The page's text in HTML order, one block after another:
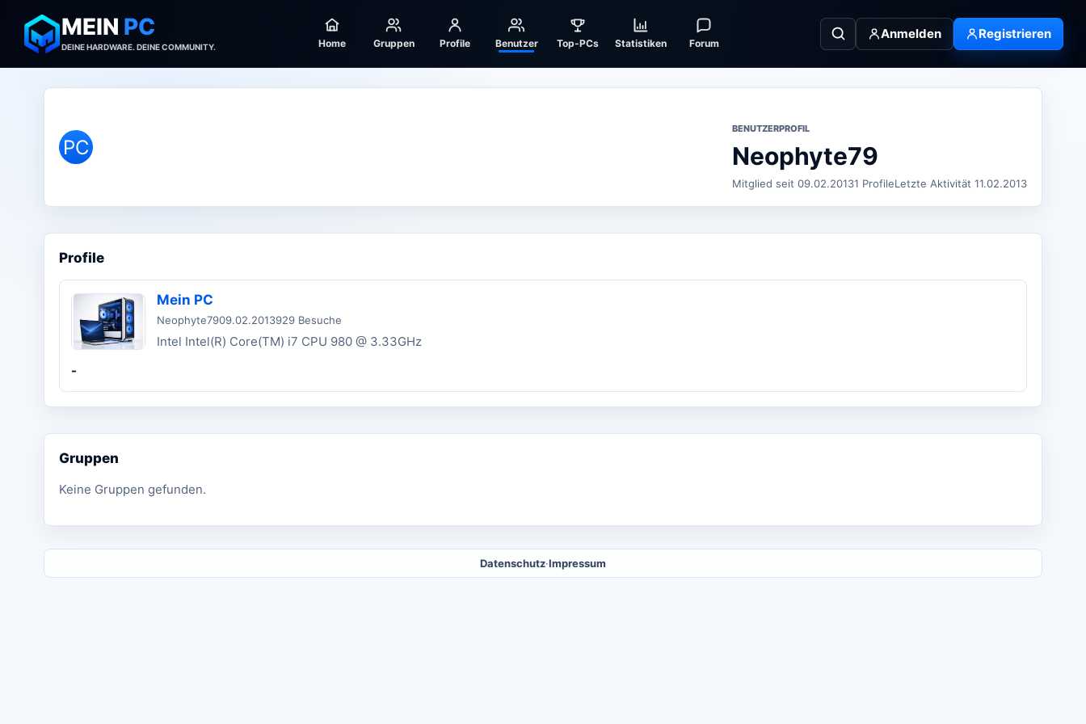
MEIN PC
DEINE HARDWARE. DEINE COMMUNITY. Home Gruppen Profile Benutzer Top-PCs Statistiken Forum
Anmelden Registrieren
PC
BENUTZERPROFIL
Neophyte79
Mitglied seit 09.02.20131 ProfileLetzte Aktivität 11.02.2013
Profile
Mein PC
Neophyte7909.02.2013929 Besuche
Intel Intel(R) Core(TM) i7 CPU 980 @ 3.33GHz
-
Gruppen
Keine Gruppen gefunden.
Datenschutz·Impressum